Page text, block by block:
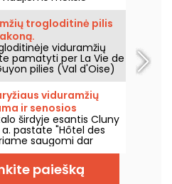
jums edukacinių
kad net ir su
išmokti daugybę
trogloditinė pilis
viduramžių
pamatyti per La Vie de
pilies (Val d'Oise)
kuri vyks nuo 2026
1 d.viduramžių
ir senosios
širdyje esantis Cluny
a. pastate "Hôtel des
saugomi dar
Apsilankykite šiame
skirtame muziejuje.
paiešką